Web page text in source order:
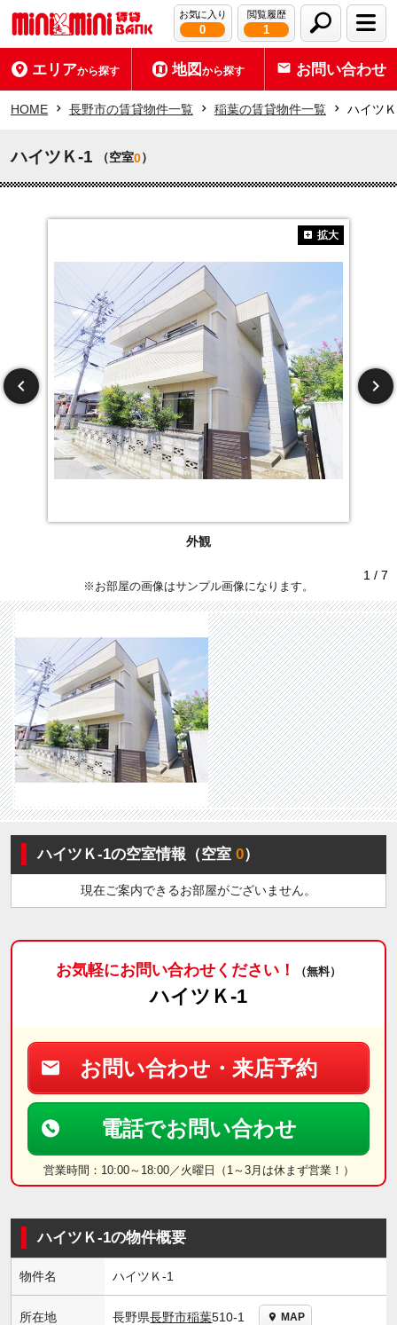
お気に入り
0
閲覧履歴
1
エリアから探す 地図から探す お問い合わせ
HOME 長野市の賃貸物件一覧 稲葉の賃貸物件一覧 ハイツ
ハイツＫ-1 （空室0）
外観
拡大
1 / 7
※お部屋の画像はサンプル画像になります。
ハイツＫ-1の空室情報（空室0）
現在ご案内できるお部屋がございません。
お気軽にお問い合わせください！ （無料）
ハイツＫ-1
お問い合わせ・来店予約
電話でお問い合わせ
営業時間：10:00～18:00／火曜日（1～3月は休まず営業！）
ハイツＫ-1の物件概要
物件名 ハイツＫ-1
所在地 長野県長野市稲葉510-1 MAP